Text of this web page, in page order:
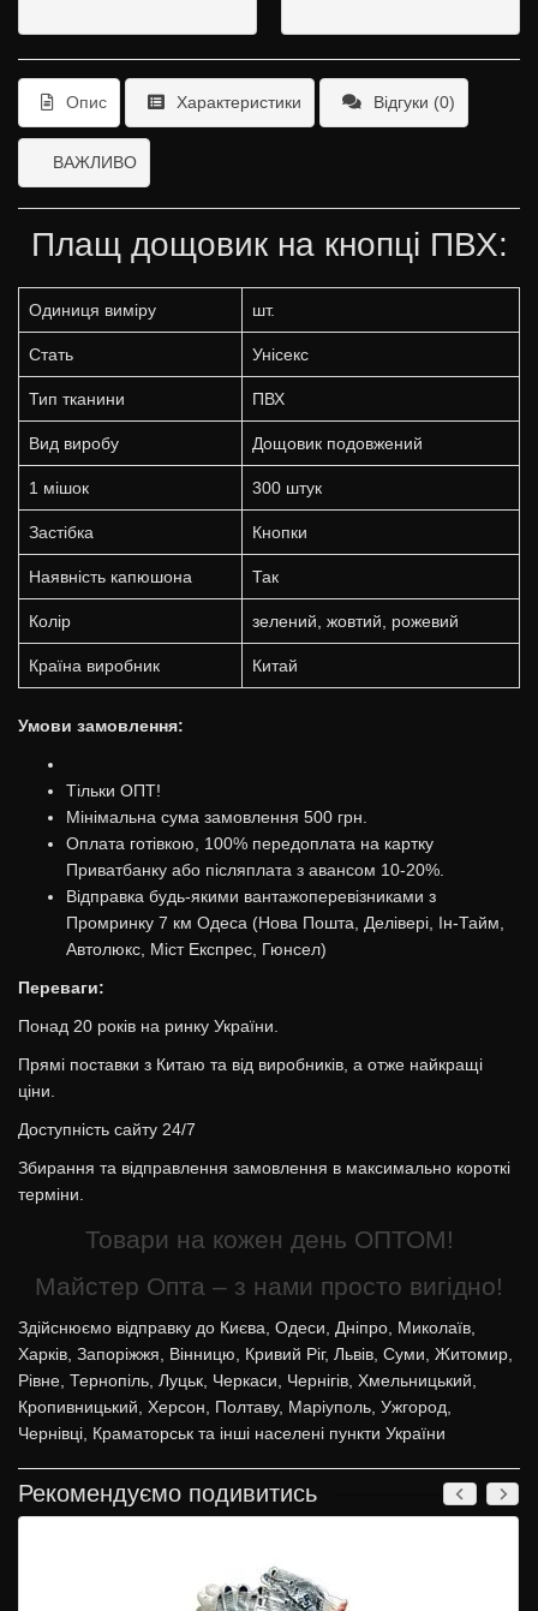
Опис Характеристики Відгуки (0)
ВАЖЛИВО
Плащ дощовик на кнопці ПВХ:
Одиниця виміру шт.
Стать Унісекс
Тип тканини ПВХ
Вид виробу Дощовик подовжений
1 мішок 300 штук
Застібка Кнопки
Наявність капюшона Так
Колір зелений, жовтий, рожевий
Країна виробник Китай
Умови замовлення:
Тільки ОПТ!
Мінімальна сума замовлення 500 грн.
Оплата готівкою, 100% передоплата на картку
Приватбанку або післяплата з авансом 10-20%.
Відправка будь-якими вантажоперевізниками з
Промринку 7 км Одеса (Нова Пошта, Делівері, Ін-Тайм,
Автолюкс, Міст Експрес, Гюнсел)
Переваги:
Понад 20 років на ринку України.
Прямі поставки з Китаю та від виробників, а отже найкращі
ціни.
Доступність сайту 24/7
Збирання та відправлення замовлення в максимально короткі
терміни.
Товари на кожен день ОПТОМ!
Майстер Опта – з нами просто вигідно!
Здійснюємо відправку до Києва, Одеси, Дніпро, Миколаїв,
Харків, Запоріжжя, Вінницю, Кривий Ріг, Львів, Суми, Житомир,
Рівне, Тернопіль, Луцьк, Черкаси, Чернігів, Хмельницький,
Кропивницький, Херсон, Полтаву, Маріуполь, Ужгород,
Чернівці, Краматорськ та інші населені пункти України
Рекомендуємо подивитись